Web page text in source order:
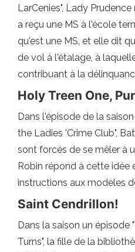
LarCenies", Lady
a reçu une MS à l'école
qu'est une MS, et elle dit
de vol à l'étalage, à
contribuant à la
Holy Treen One,
Dans l'épisode de la
the Ladies 'Crime Club",
sont forcés de se mêler à
Robin répond à cette idée
instructions aux modèles
Saint Cendrillon!
Dans la saison un
Turns", la fille de la